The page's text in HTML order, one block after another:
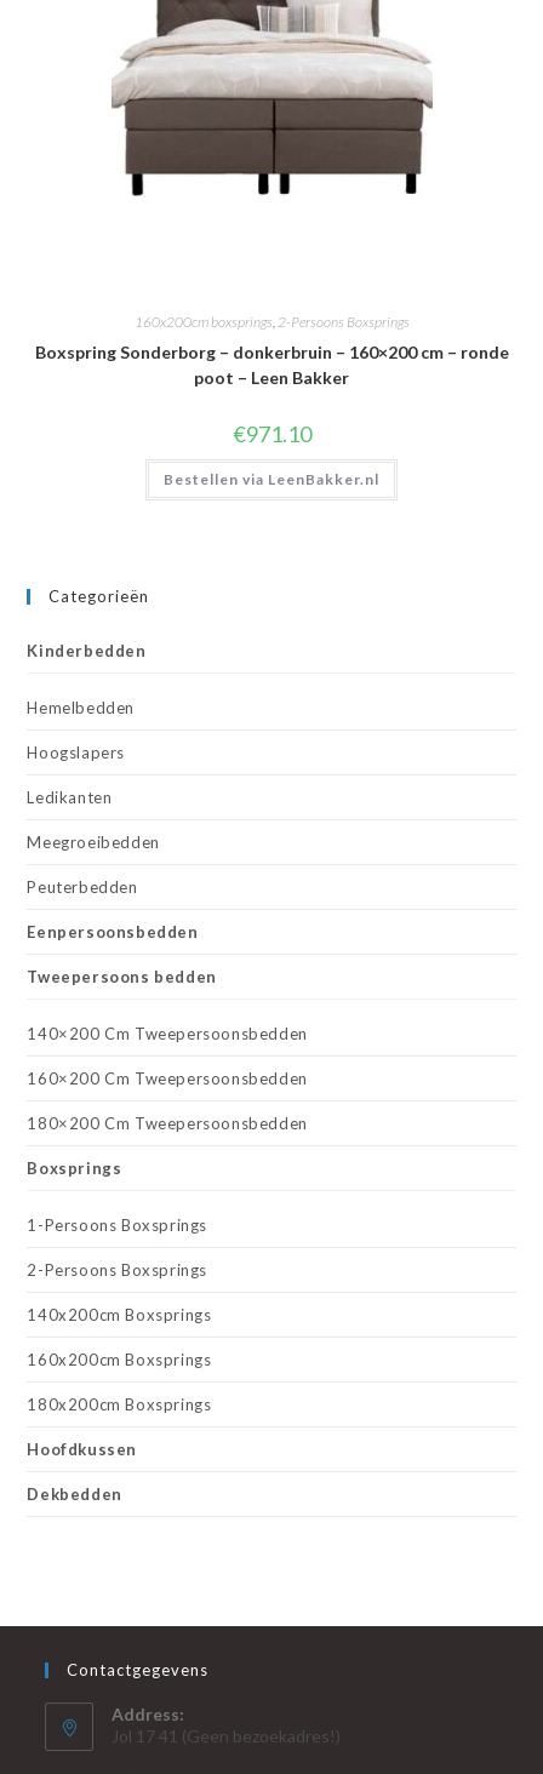
160x200cm boxsprings,2-Persoons Boxsprings
Boxspring Sonderborg – donkerbruin – 160×200 cm – ronde
poot – Leen Bakker
€971.10
Bestellen via LeenBakker.nl
Categorieën
Kinderbedden
Hemelbedden
Hoogslapers
Ledikanten
Meegroeibedden
Peuterbedden
Eenpersoonsbedden
Tweepersoons bedden
140×200 Cm Tweepersoonsbedden
160×200 Cm Tweepersoonsbedden
180×200 Cm Tweepersoonsbedden
Boxsprings
1-Persoons Boxsprings
2-Persoons Boxsprings
140x200cm Boxsprings
160x200cm Boxsprings
180x200cm Boxsprings
Hoofdkussen
Dekbedden
Contactgegevens
Address:
Jol 17 41 (Geen bezoekadres!)